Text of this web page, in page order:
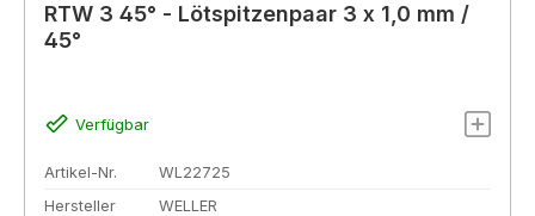
RTW 3 45° - Lötspitzenpaar 3 x 1,0 mm /
45°
Verfügbar
Artikel-Nr.
WL22725
Hersteller
WELLER